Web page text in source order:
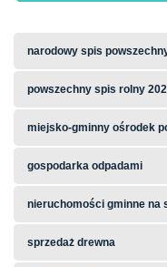
narodowy spis
powszechny spis rolny
miejsko-gminny ośrodek
gospodarka odpadami
nieruchomości gminne na
sprzedaż drewna